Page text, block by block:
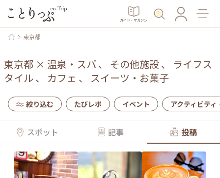
ガイド・マガジン
東京都
東京都 × 温泉・スパ、 その他施設、 ライフス
タイル、 カフェ 、 スイーツ・お菓子
絞り込む たびレポ イベント アクティビティ
スポット 記事 投稿